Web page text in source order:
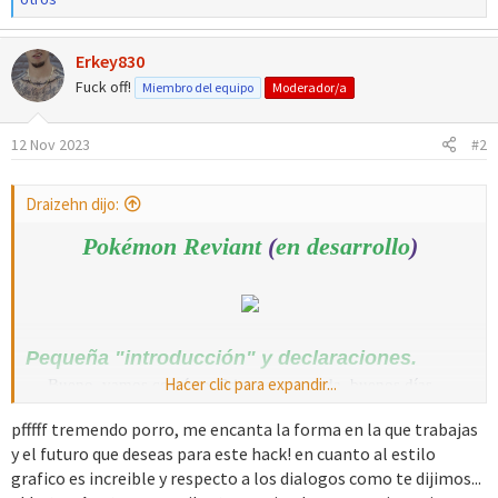
a
c
c
n
e
Erkey830
Fuck off! Miembro del equipo Moderador/a
12 Nov 2023 #2
Draizehn dijo:
Pokémon Reviant (en desarrollo)
Pequeña "introducción" y declaraciones.
Bueno, vamos con ésto. Primero que nada, buenos días,
Soy Draizehn, pero mis compañeros suelen decirme Drai o
Red. Desde Enero me empecé a dedicar a éste hack, teniendo
altas y bajas, cambios de planes seguidos e incluso llegué a
Hacer clic para expandir...
pfffff tremendo porro, me encanta la forma en la que trabajas
y el futuro que deseas para este hack! en cuanto al estilo
grafico es increible y respecto a los dialogos como te dijimos...